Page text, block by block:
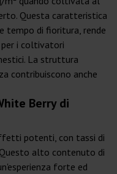
Questa caratteristica
tempo di fioritura, rende
i coltivatori
La struttura
contribuiscono anche
Berry di
potenti, con tassi di
alto contenuto di
forte ed